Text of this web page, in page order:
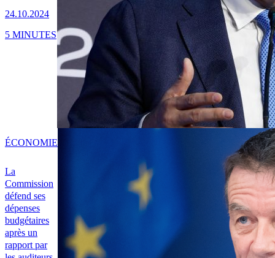
24.10.2024
5 MINUTES
La
Commission
défend ses
dépenses
budgétaires
après un
rapport par
ÉCONOMIE